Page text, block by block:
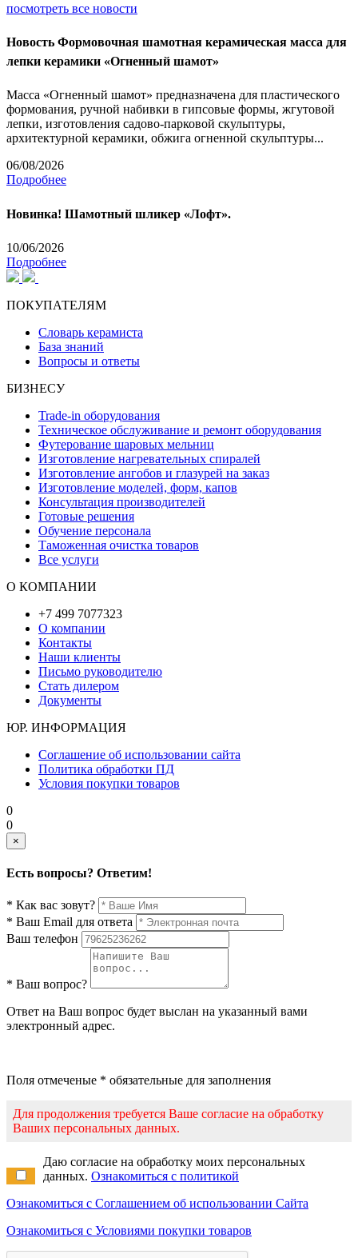
посмотреть все новости
Новость Формовочная шамотная керамическая масса для
лепки керамики «Огненный шамот»
Масса «Огненный шамот» предназначена для пластического
формования, ручной набивки в гипсовые формы, жгутовой
лепки, изготовления садово-парковой скульптуры,
архитектурной керамики, обжига огненной скульптуры...
06/08/2026
Подробнее
Новинка! Шамотный шликер «Лофт».
10/06/2026
Подробнее
ПОКУПАТЕЛЯМ
Словарь керамиста
База знаний
Вопросы и ответы
БИЗНЕСУ
Trade-in оборудования
Техническое обслуживание и ремонт оборудования
Футерование шаровых мельниц
Изготовление нагревательных спиралей
Изготовление ангобов и глазурей на заказ
Изготовление моделей, форм, капов
Консультация производителей
Готовые решения
Обучение персонала
Таможенная очистка товаров
Все услуги
О КОМПАНИИ
+7 499 7077323
О компании
Контакты
Наши клиенты
Письмо руководителю
Стать дилером
Документы
ЮР. ИНФОРМАЦИЯ
Соглашение об использовании сайта
Политика обработки ПД
Условия покупки товаров
0
0
×
Есть вопросы? Ответим!
* Как вас зовут?
* Ваш Email для ответа
Ваш телефон
* Ваш вопрос?
Ответ на Ваш вопрос будет выслан на указанный вами
электронный адрес.
Поля отмеченые * обязательные для заполнения
Для продолжения требуется Ваше согласие на обработку
Ваших персональных данных.
Даю согласие на обработку моих персональных
данных. Ознакомиться с политикой
Ознакомиться с Соглашением об использовании Сайта
Ознакомиться с Условиями покупки товаров